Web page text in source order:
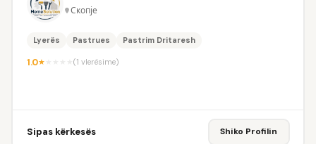
Скопје
Lyerës Pastrues Pastrim Dritaresh
1.0★ (1 vlerësime)
Sipas kërkesës Shiko Profilin